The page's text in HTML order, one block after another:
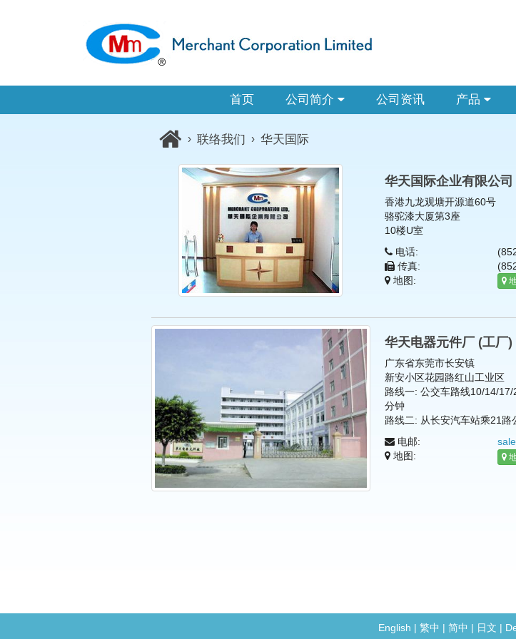
首页 公司简介 公司资讯 产品
› 联络我们 › 华天国际
华天国际企业有限公
香港九龙观塘开源道60号
骆驼漆大厦第3座
10楼U室
电话:
传真:
地图:
华天电器元件厂 (工厂)
广东省东莞市长安镇
新安小区花园路红山工业区
路线一: 公交车路线10/14/
分钟
路线二: 从长安汽车站乘21路
电邮:
地图:
English | 繁中 | 简中 | 日文 |